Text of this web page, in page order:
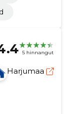
5 hinnangut
Harjumaa